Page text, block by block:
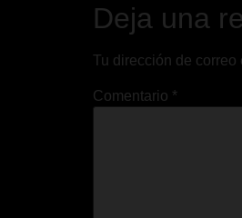
Deja una
Tu dirección de
Comentario *